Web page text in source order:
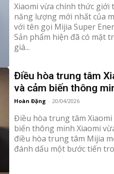
Xiaomi vừa chính thức giới
năng lượng mới nhất của
với tên gọi Mijia Super
Sản phẩm hiện đã có mặt
giá...
Điều hòa trung tâm
và cảm biến thông
Hoàn Đặng - 20/04/2026
Điều hòa trung tâm Xiaomi
biến thông minh Xiaomi vừa chính thức công bố giải pháp
điều hòa trung tâm Mijia
đánh dấu một bước tiến